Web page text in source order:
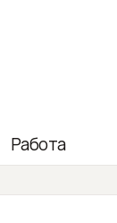
Работа